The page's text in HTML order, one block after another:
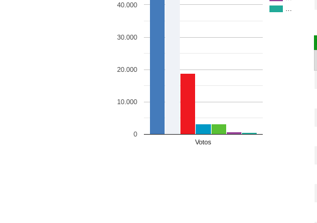
Votos
0
10.000
20.000
30.000
40.000